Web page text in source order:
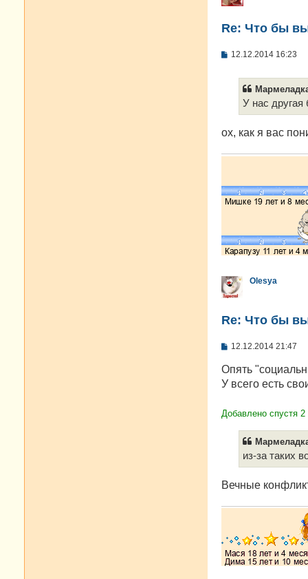
Re: Что бы
С
е
12.12.2014 16:23
У нас другая
ох, как я вас
Olesya
Re: Что бы
С
о
б
щ
и
12.12.2014 21:47
Опять
У всего есть
Добавлено спустя
из-за таких
Вечные